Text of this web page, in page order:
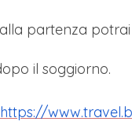
alla partenza
il soggiorno.
https://